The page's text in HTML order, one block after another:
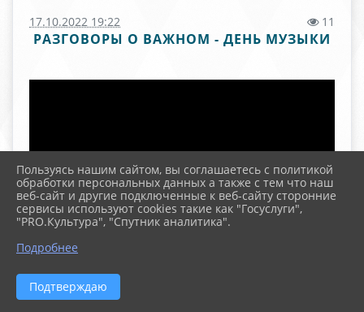
17.10.2022 19:22 11
РАЗГОВОРЫ О ВАЖНОМ - ДЕНЬ МУЗЫКИ
Пользуясь нашим сайтом, вы соглашаетесь с политикой
обработки персональных данных а также с тем что наш
веб-сайт и другие подключенные к веб-сайту сторонние
сервисы используют cookies такие как "Госуслуги",
"PRO.Культура", "Спутник аналитика".
Подробнее
Подтверждаю